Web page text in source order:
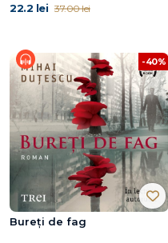
22.2 lei 37.00 lei
-40%
Bureți de fag